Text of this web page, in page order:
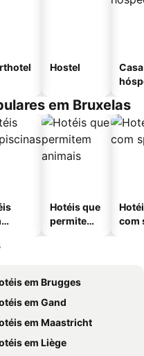
Hostel
em Bruxelas
Hotéis que
permitem
com
em Brugges
em Gand
em Maastricht
em Liège